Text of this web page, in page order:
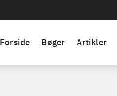
Forside Bøger Artikler